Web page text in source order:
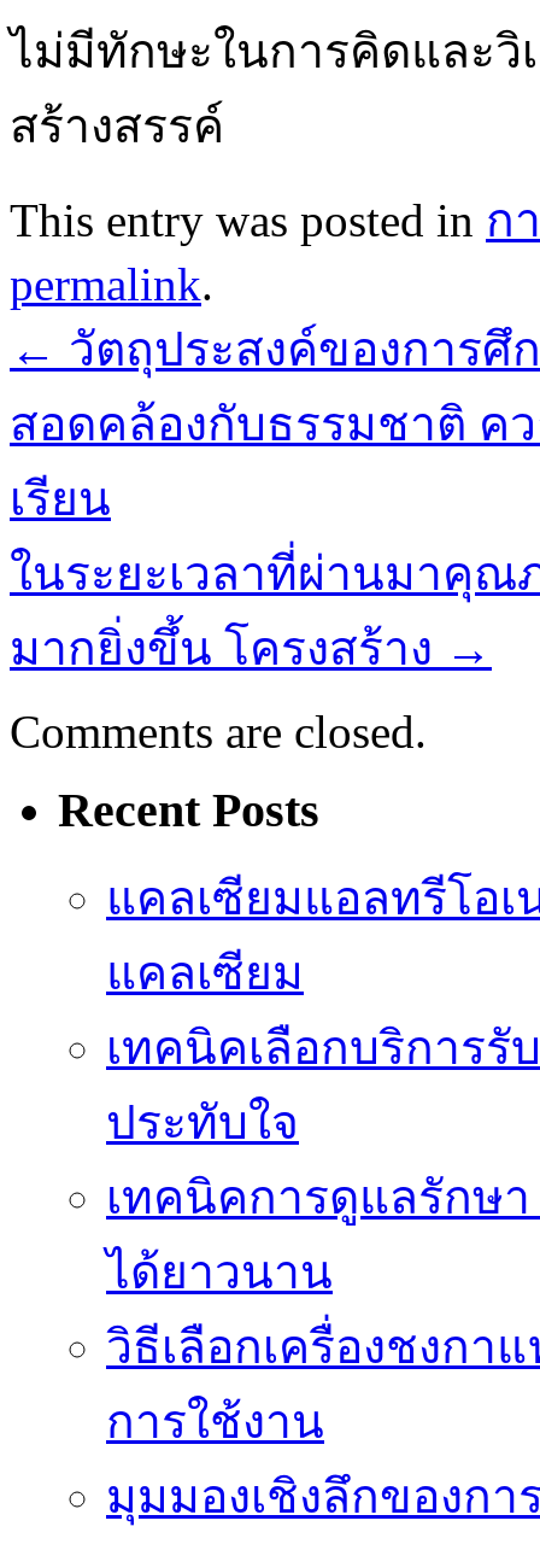
ไม่มีทักษะในการคิดและวิ
สร้างสรรค์
This entry was posted in ก
permalink.
← วัตถุประสงค์ของการศึ
สอดคล้องกับธรรมชาติ ค
เรียน
ในระยะเวลาที่ผ่านมาคุ
มากยิ่งขึ้น โครงสร้าง →
Comments are closed.
Recent Posts
แคลเซียมแอลทรีโอ
แคลเซียม
เทคนิคเลือกบริการรั
ประทับใจ
เทคนิคการดูแลรักษา
ได้ยาวนาน
วิธีเลือกเครื่องชงกา
การใช้งาน
มุมมองเชิงลึกของก